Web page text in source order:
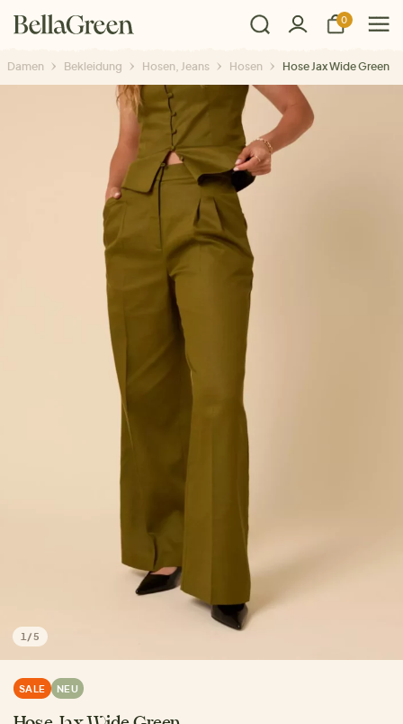
0
Damen Bekleidung Hosen, Jeans Hosen Hose Jax Wide Green
1 /5
SALE NEU